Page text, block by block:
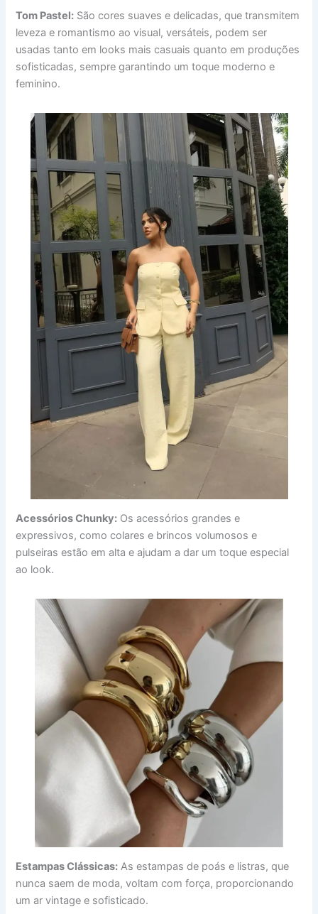
Tom Pastel: São cores suaves e delicadas, que transmitem
leveza e romantismo ao visual, versáteis, podem ser
usadas tanto em looks mais casuais quanto em produções
sofisticadas, sempre garantindo um toque moderno e
feminino.
Acessórios Chunky: Os acessórios grandes e
expressivos, como colares e brincos volumosos e
pulseiras estão em alta e ajudam a dar um toque especial
ao look.
Estampas Clássicas: As estampas de poás e listras, que
nunca saem de moda, voltam com força, proporcionando
um ar vintage e sofisticado.